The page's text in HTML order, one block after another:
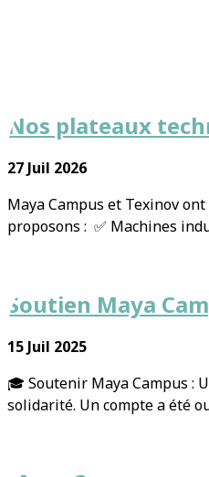
Nos plateaux
27 Juil 2026
Maya Campus et Texinov
proposons : ✅ Machines
Soutien Maya
15 Juil 2025
🎓 Soutenir Maya Campus :
solidarité. Un compte a été